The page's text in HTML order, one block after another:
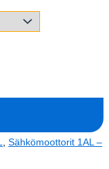
Sähkömoottorit 1AL –